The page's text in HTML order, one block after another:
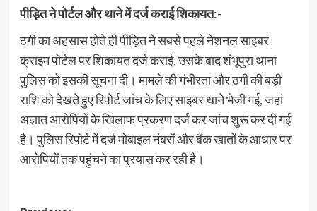
पीड़ित ने पोर्टल और थाने में दर्ज कराई शिकायत:-
ठगी का अहसास होते ही पीड़ित ने सबसे पहले नेशनल साइबर
क्राइम पोर्टल पर शिकायत दर्ज कराई, उसके बाद शंभूपुरा थाना
पुलिस को इसकी सूचना दी। मामले की गंभीरता और ठगी की बड़ी
राशि को देखते हुए रिपोर्ट जांच के लिए साइबर थाने भेजी गई, जहां
अज्ञात आरोपियों के खिलाफ प्रकरण दर्ज कर जांच शुरू कर दी गई
है। पुलिस रिपोर्ट में दर्ज मोबाइल नंबरों और बैंक खातों के आधार पर
आरोपियों तक पहुंचने का प्रयास कर रही है।